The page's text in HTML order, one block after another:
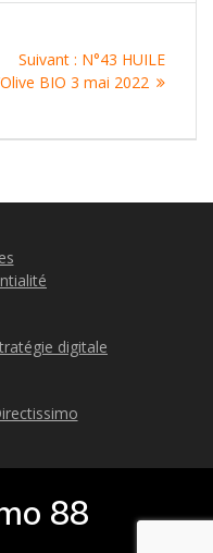
Suivant : Article
suivant
N°43 HUILE
BIO 3 mai 2022
digitale
88